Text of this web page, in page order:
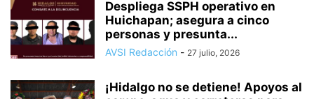
Despliega SSPH operativo en
Huichapan; asegura a cinco
personas y presunta...
AVSI Redacción - 27 julio, 2026
¡Hidalgo no se detiene! Apoyos al